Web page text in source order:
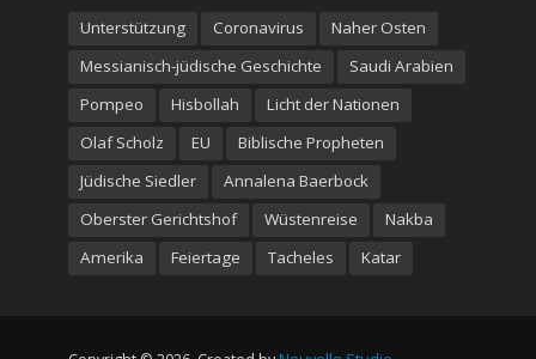
Unterstützung Coronavirus
Naher Osten
Messianisch-jüdische Geschichte
Saudi Arabien
Pompeo
Hisbollah
Licht der Nationen
Olaf Scholz
EU
Biblische Propheten
Jüdische Siedler
Annalena Baerbock
Oberster Gerichtshof
Wüstenreise
Nakba
Amerika
Feiertage Tacheles Katar